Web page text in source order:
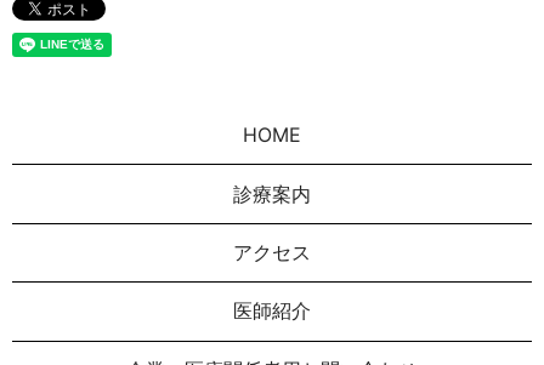
HOME
診療案内
アクセス
医師紹介